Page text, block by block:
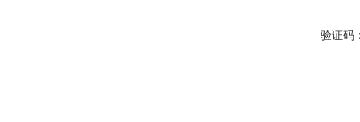
验证码